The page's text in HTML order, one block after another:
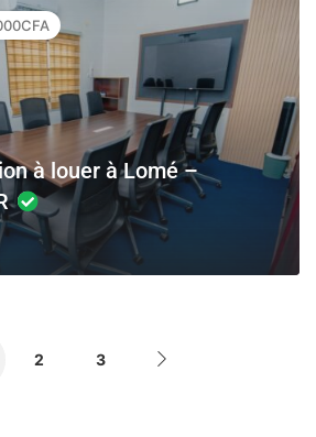
à louer à Lomé –
2 3